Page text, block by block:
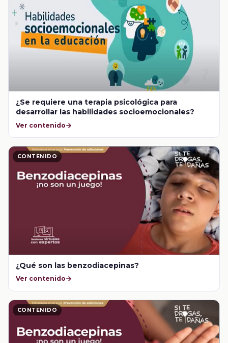
¿Se requiere una terapia psicológica para
desarrollar las habilidades socioemocionales?
Ver contenido
CONTENIDO
¿Qué son las benzodiacepinas?
Ver contenido
CONTENIDO